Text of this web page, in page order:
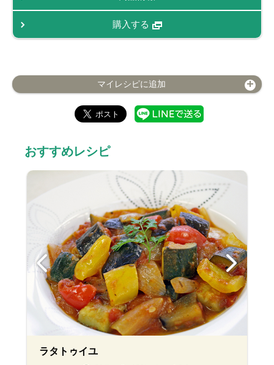
購入する
マイレシピに追加
おすすめレシピ
ラタトゥイユ